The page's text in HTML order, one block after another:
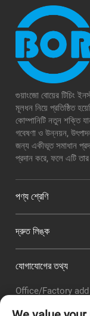
গুয়াংজো বোয়ের টিচিং
মূলধন নিয়ে প্রতিষ্ঠিত
কোম্পানিটি নতুন শক্তি
গবেষণা ও উন্নয়ন,
জন্য একীভূত সমাধান
প্রদান করে, ফলে এটি
পণ্য শ্রেণি
দ্রুত লিঙ্ক
যোগাযোগের তথ্য
Office/Factory add :